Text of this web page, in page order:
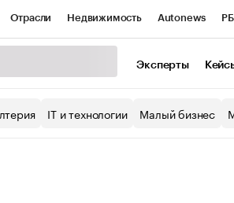
Отрасли Недвижимость Autonews
Эксперты
IT и технологии Малый бизнес